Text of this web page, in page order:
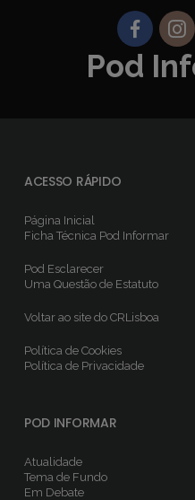
Pod
ACESSO RÁPIDO
Página Inicial
Ficha TécnicaPod Informar
Pod Esclarecer
Uma Questão de Estatuto
Voltar ao site do CRLisboa
Política de Cookies
Política de Privacidade
POD INFORMAR
Atualidade
Tema de Fundo
Em Debate